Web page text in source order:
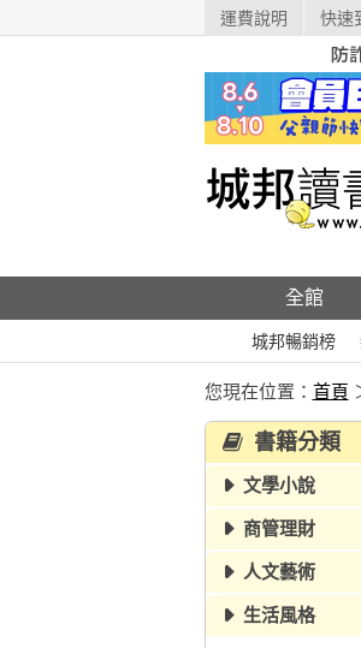
運費說明 快速
全館
城邦暢銷榜
您現在位置： 首頁
書籍分類
文學小說
商管理財
人文藝術
生活風格